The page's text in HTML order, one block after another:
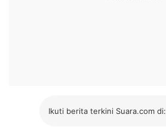
Ikuti berita terkini Suara.com di: